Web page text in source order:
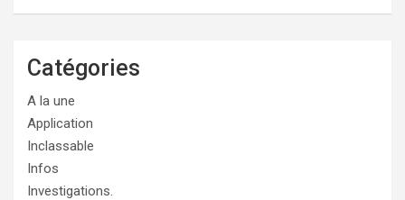
Catégories
A la une
Application
Inclassable
Infos
Investigations.